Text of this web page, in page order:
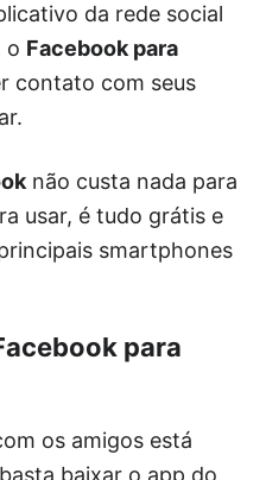
da rede social
o Facebook para
contato com seus
não custa nada para
usar, é tudo grátis e
smartphones
para
os amigos está
baixar o app do